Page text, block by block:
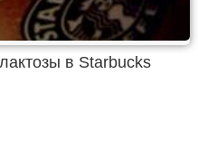
в Starbucks